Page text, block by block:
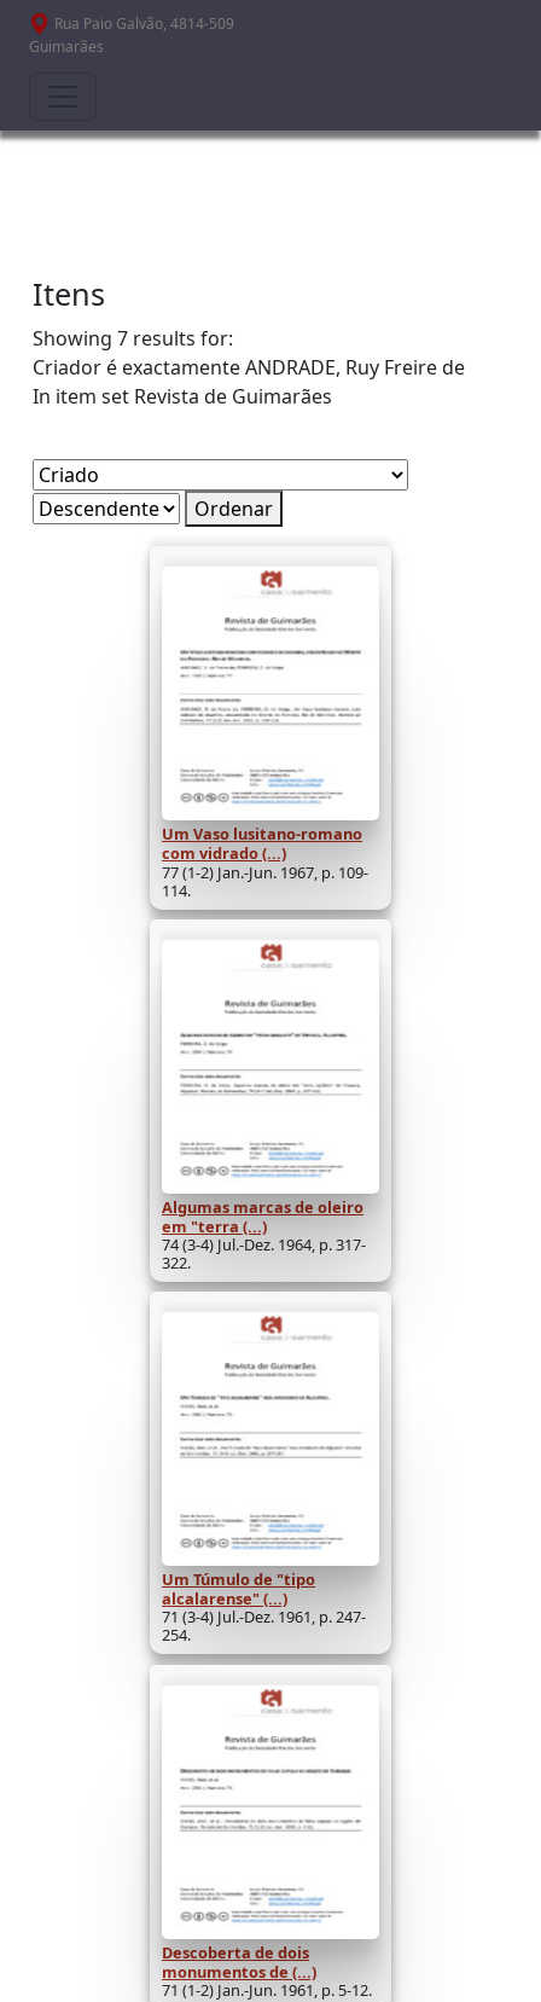
Passar para o conteúdo principal
Rua Paio Galvão, 4814-509
Guimarães
Itens
Showing 7 results for:
Criador é exactamenteANDRADE, Ruy Freire de
In item set Revista de Guimarães
Ordenar
Um Vaso lusitano-romano
com vidrado (...)
77 (1-2) Jan.-Jun. 1967, p. 109-
114.
Algumas marcas de oleiro
em "terra (...)
74 (3-4) Jul.-Dez. 1964, p. 317-
322.
Um Túmulo de "tipo
alcalarense" (...)
71 (3-4) Jul.-Dez. 1961, p. 247-
254.
Descoberta de dois
monumentos de (...)
71 (1-2) Jan.-Jun. 1961, p. 5-12.